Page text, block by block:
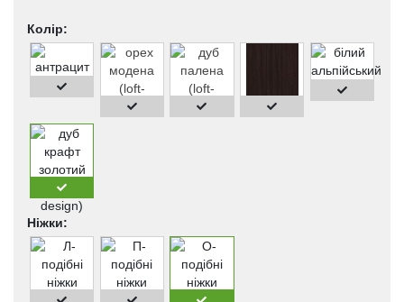
Колір:
Ніжки: